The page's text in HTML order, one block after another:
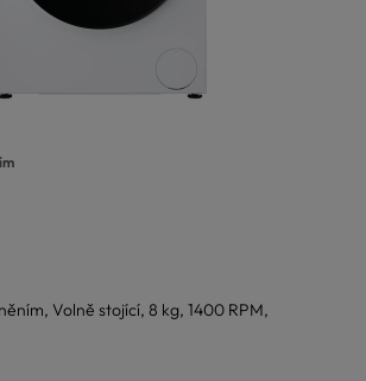
Volně stojící, 8 kg, 1400 RPM,